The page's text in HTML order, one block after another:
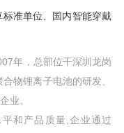
准单位、国内智能穿戴
年，总部位干深圳龙岗
物锂离子电池的研发、
业。
和产品质量,企业通过